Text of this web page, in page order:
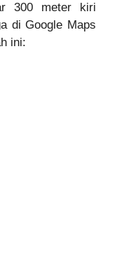
300 meter kiri
di Google Maps
ini: